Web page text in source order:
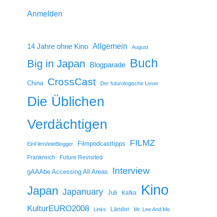
Anmelden
14 Jahre ohne Kino Allgemein August
Big in Japan Blogparade Buch
China CrossCast Der futurologische Leser
Die Üblichen
Verdächtigen
EinFilmVieleBlogger Filmpodcasttipps FILMZ
Frankreich Future Revisited
gAAAbe Accessing All Areas Interview
Japan Japanuary Juli Kafka Kino
KulturEURO2008 Links Länder Mr. Lee And Me